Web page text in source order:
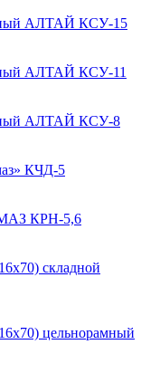
АЛТАЙ КСУ-15
АЛТАЙ КСУ-11
АЛТАЙ КСУ-8
КЧД-5
КРН-5,6
складной
цельнорамный